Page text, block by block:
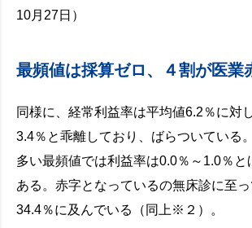
10月27日）
最頻値は採算ゼロ、４割が医業
同様に、経常利益率は平均値6.2％に対
3.4％と乖離しており、ばらついている
多い最頻値では利益率は0.0％～1.0％と
ある。赤字となっているの無床診に至
34.4％に及んでいる（同上※２）。